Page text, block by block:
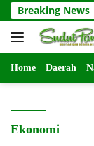
Langsung
ke
konten
Breaking News
Pusat
Home Daerah
Ekonomi